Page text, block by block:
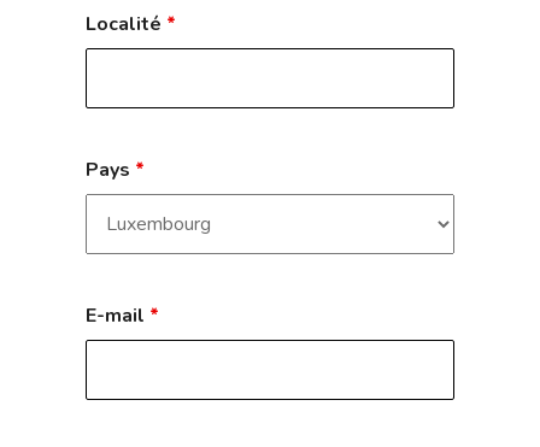
Localité *
Pays *
E-mail *